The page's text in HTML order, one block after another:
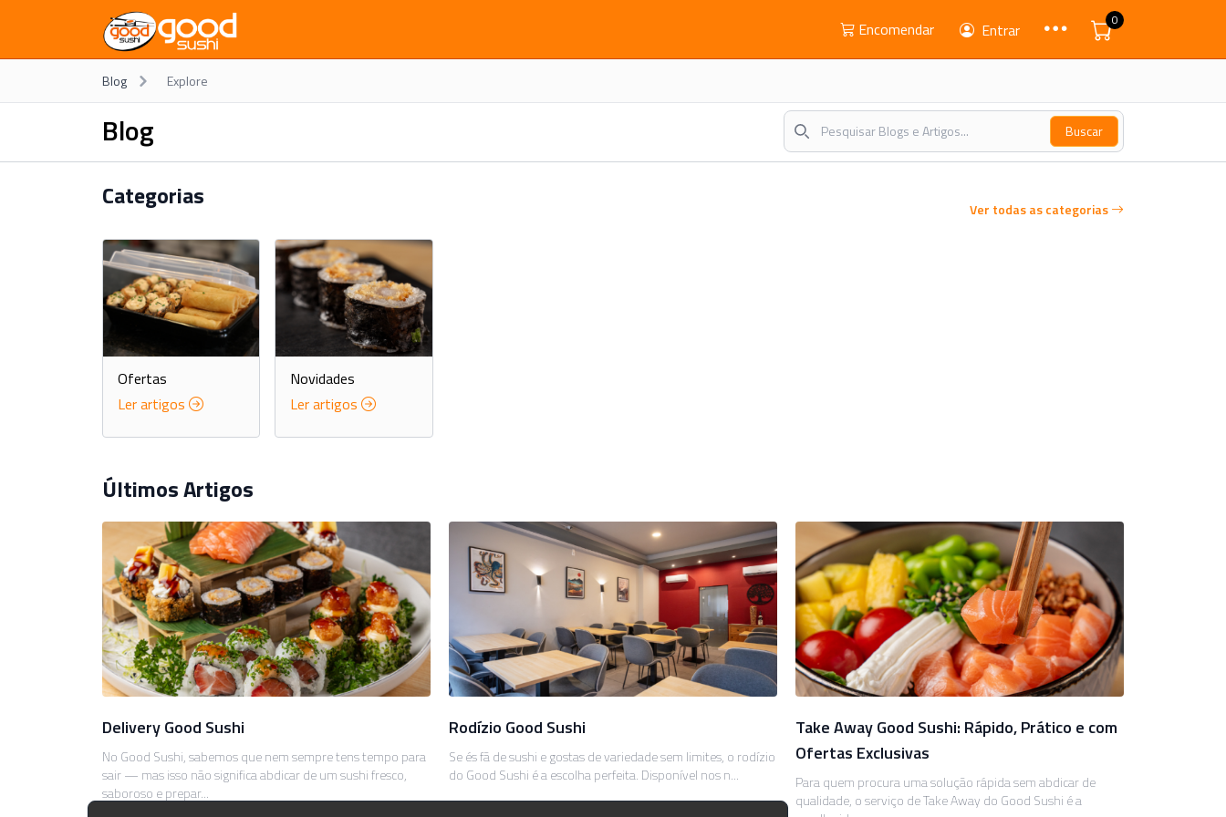
Encomendar Entrar 0
Blog Explore
Blog Buscar
Categorias Ver todas as categorias
Ofertas
Ler artigos
Novidades
Ler artigos
Últimos Artigos
Delivery Good Sushi
No Good Sushi, sabemos que nem sempre tens tempo para
sair — mas isso não significa abdicar de um sushi fresco,
saboroso e prepar...
Rodízio Good Sushi
Se és fã de sushi e gostas de variedade sem limites, o rodízio
do Good Sushi é a escolha perfeita. Disponível nos n...
Take Away Good Sushi: Rápido, Prático e com
Ofertas Exclusivas
Para quem procura uma solução rápida sem abdicar de
qualidade, o serviço de Take Away do Good Sushi é a